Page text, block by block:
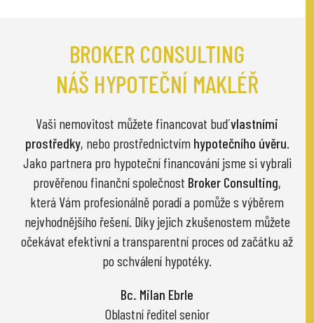
BROKER CONSULTING
NÁŠ HYPOTEČNÍ MAKLÉŘ
Vaši nemovitost můžete financovat buďvlastními
prostředky, nebo prostřednictvím hypotečního úvěru.
Jako partnera pro hypoteční financování jsme si vybrali
prověřenou finanční společnost Broker Consulting,
která Vám profesionálně poradí a pomůže s výběrem
nejvhodnějšího řešení. Díky jejich zkušenostem můžete
očekávat efektivní a transparentní proces od začátku až
po schválení hypotéky.
Bc. Milan Ebrle
Oblastní ředitel senior